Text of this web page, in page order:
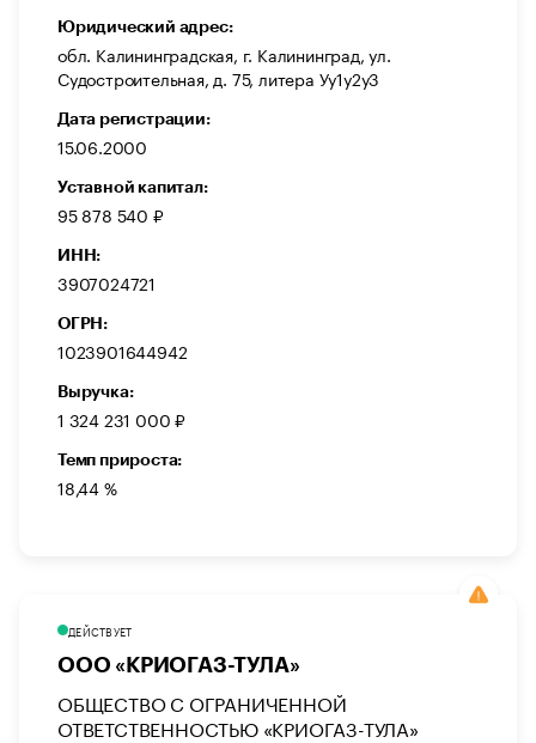
Юридический адрес:
обл. Калининградская, г. Калининград, ул.
Судостроительная, д. 75, литера Уу1у2у3
Дата регистрации:
15.06.2000
Уставной капитал:
95 878 540 ₽
ИНН:
3907024721
ОГРН:
1023901644942
Выручка:
1 324 231 000 ₽
Темп прироста:
18,44 %
ДЕЙСТВУЕТ
ООО «КРИОГАЗ-ТУЛА»
ОБЩЕСТВО С ОГРАНИЧЕННОЙ
ОТВЕТСТВЕННОСТЬЮ «КРИОГАЗ-ТУЛА»